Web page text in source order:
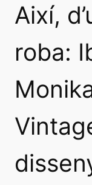
Així,
roba: